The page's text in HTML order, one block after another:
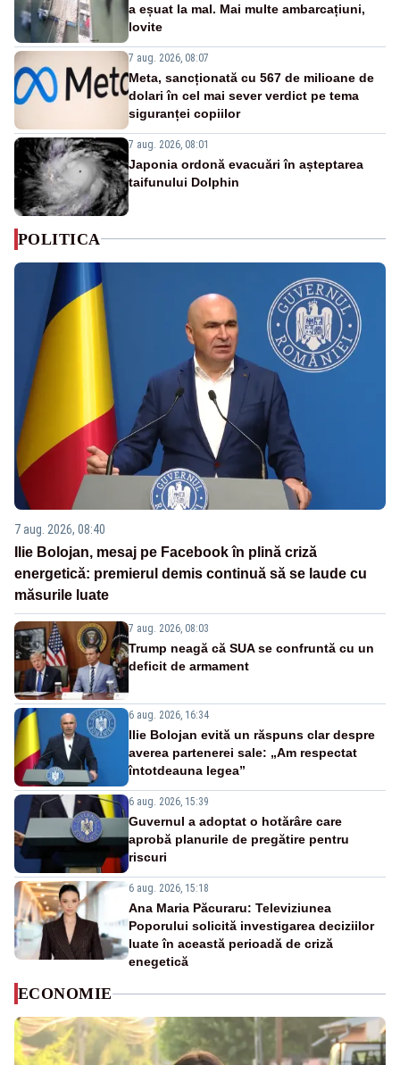
a eșuat la mal. Mai multe ambarcațiuni,
lovite
7 aug. 2026, 08:07
Meta, sancționată cu 567 de milioane de
dolari în cel mai sever verdict pe tema
siguranței copiilor
7 aug. 2026, 08:01
Japonia ordonă evacuări în așteptarea
taifunului Dolphin
POLITICA
7 aug. 2026, 08:40
Ilie Bolojan, mesaj pe Facebook în plină criză
energetică: premierul demis continuă să se laude cu
măsurile luate
7 aug. 2026, 08:03
Trump neagă că SUA se confruntă cu un
deficit de armament
6 aug. 2026, 16:34
Ilie Bolojan evită un răspuns clar despre
averea partenerei sale: „Am respectat
întotdeauna legea”
6 aug. 2026, 15:39
Guvernul a adoptat o hotărâre care
aprobă planurile de pregătire pentru
riscuri
6 aug. 2026, 15:18
Ana Maria Păcuraru: Televiziunea
Poporului solicită investigarea deciziilor
luate în această perioadă de criză
enegetică
ECONOMIE